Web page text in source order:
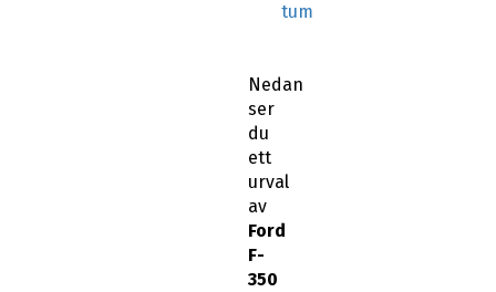
tum
Nedan
ser
du
ett
urval
av
Ford
F-
350